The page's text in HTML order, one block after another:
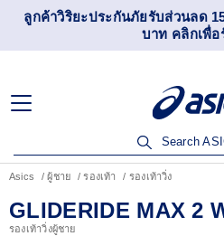
เข้าร่วม OneASICS™ เพื่อสะสม
สมาชิกเท่านั้น
Search
Asics ผู้ชาย รองเท้า รองเท้าวิ่ง
GLIDERIDE MAX 2
รองเท้าวิ่งผู้ชาย